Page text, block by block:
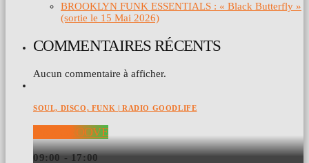
BROOKLYN FUNK ESSENTIALS : « Black Butterfly »
(sortie le 15 Mai 2026)
COMMENTAIRES RÉCENTS
Aucun commentaire à afficher.
SOUL, DISCO, FUNK | RADIO GOODLIFE
DAY GROOVE
09:00 - 17:00